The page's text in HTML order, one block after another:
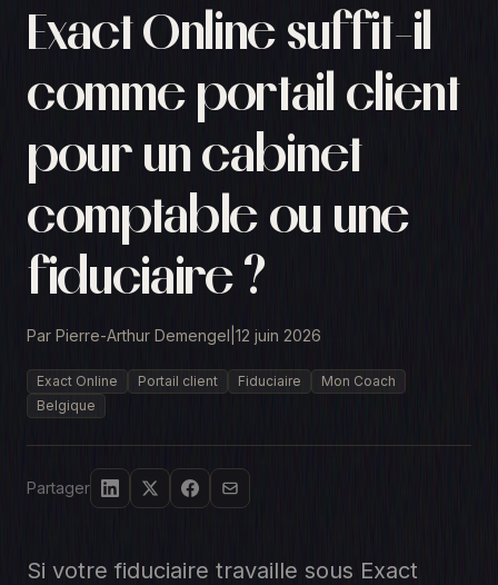
Exact Online suffit-il
comme portail client
pour un cabinet
comptable ou une
fiduciaire ?
Par Pierre-Arthur Demengel 12 juin 2026
Exact Online Portail client Fiduciaire
Mon Coach
Belgique
Partager
Si votre fiduciaire travaille sous Exact